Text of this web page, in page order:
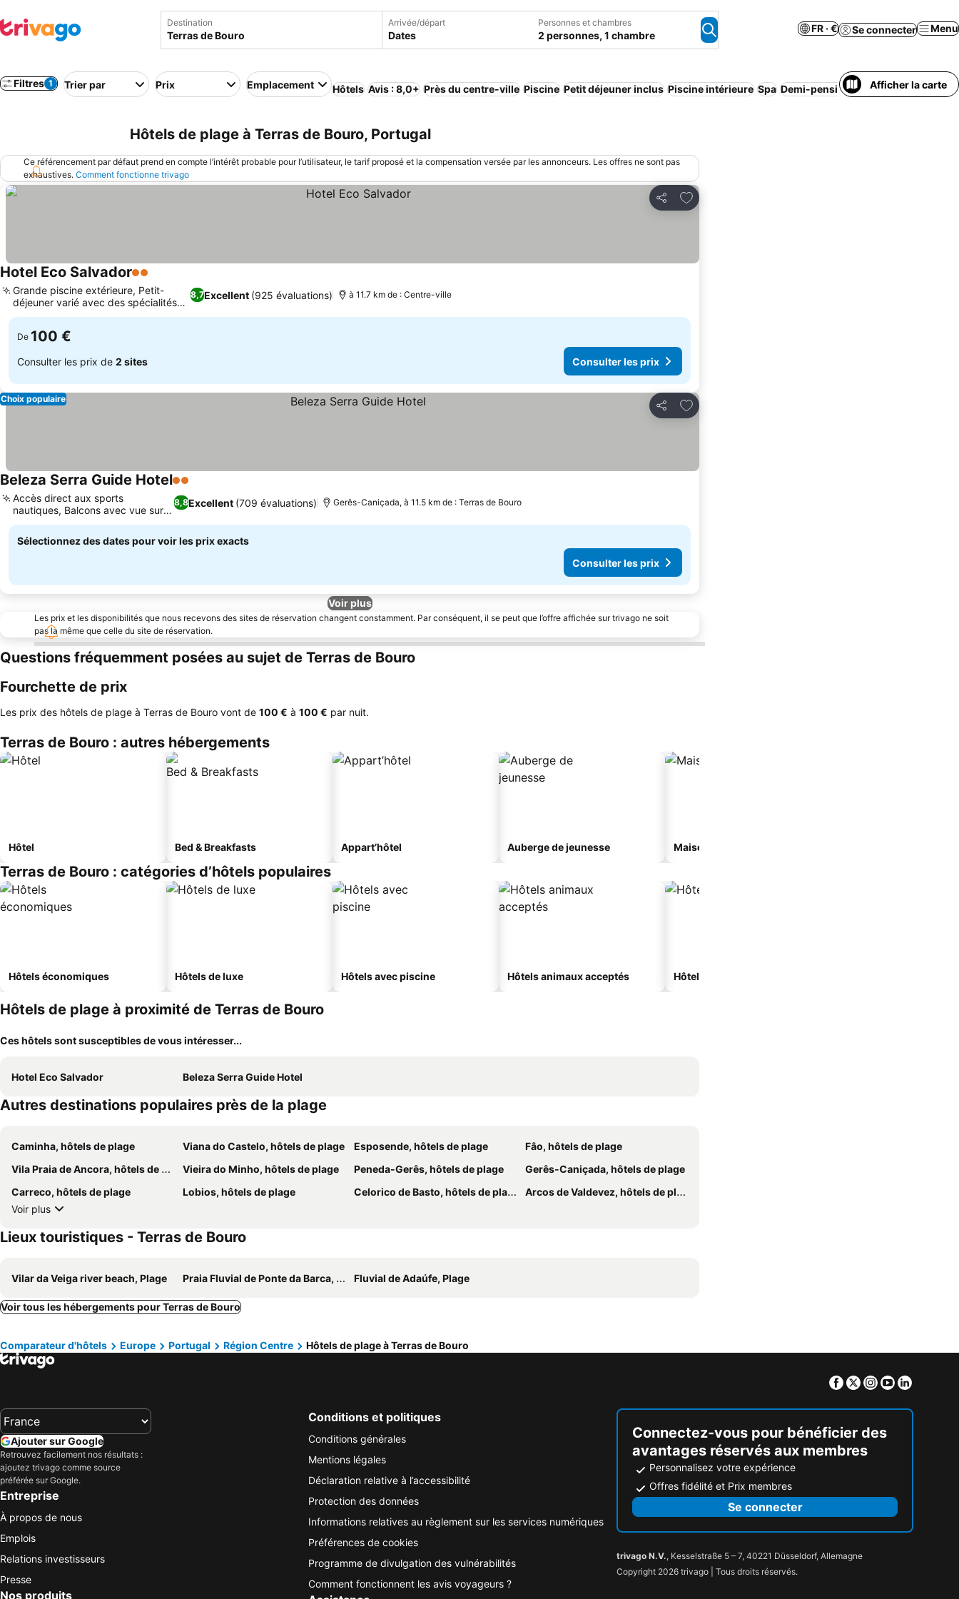
Destination Arrivée/départ
Dates
Personnes et chambres
2 personnes, 1 chambre
FR · € Se connecter Menu
Filtres 1 Trier par Prix Emplacement Hôtels Avis : 8,0+ Près du centre-ville Piscine Petit déjeuner inclus Piscine intérieure Spa Demi-pension Maison/
Afficher la carte
Hôtels de plage à Terras de Bouro, Portugal
Ce référencement par défaut prend en compte l’intérêt probable pour l’utilisateur, le tarif proposé et la compensation versée par les annonceurs. Les offres ne sont pas
exhaustives. Comment fonctionne trivago
Partager
Ajouter à mes favoris
Hotel Eco Salvador2 Étoiles
8,7Excellent (925 évaluations)
Grande piscine extérieure, Petit-
déjeuner varié avec des spécialités
locales
à 11.7 km de : Centre-ville
De 100 €
Consulter les prix de 2 sites Consulter les prix
Partager
Ajouter à mes favoris
Choix populaire
Beleza Serra Guide Hotel2 Étoiles
8,8Excellent (709 évaluations)
Accès direct aux sports
nautiques, Balcons avec vue sur la
rivière
Gerês-Caniçada, à 11.5 km de : Terras de Bouro
Sélectionnez des dates pour voir les prix exacts
Consulter les prix
Voir plus
Les prix et les disponibilités que nous recevons des sites de réservation changent constamment. Par conséquent, il se peut que l’offre affichée sur trivago ne soit
pas la même que celle du site de réservation.
Questions fréquemment posées au sujet de Terras de Bouro
Fourchette de prix
Les prix des hôtels de plage à Terras de Bouro vont de ‎100 € à ‎100 € par nuit.
Terras de Bouro : autres hébergements
Hôtel Bed & Breakfasts Appart’hôtel Auberge de jeunesse Maison d’hôtes
Terras de Bouro : catégories d’hôtels populaires
Hôtels économiques Hôtels de luxe Hôtels avec piscine Hôtels animaux acceptés Hôtels spa
Hôtels de plage à proximité de Terras de Bouro
Ces hôtels sont susceptibles de vous intéresser...
Hotel Eco Salvador Beleza Serra Guide Hotel
Autres destinations populaires près de la plage
Caminha, hôtels de plage Viana do Castelo, hôtels de plage Esposende, hôtels de plage
Fâo, hôtels de plage
Vila Praia de Ancora, hôtels de plage
Vieira do Minho, hôtels de plage Peneda-Gerês, hôtels de plage
Gerês-Caniçada, hôtels de plage
Carreco, hôtels de plage
Lobios, hôtels de plage Celorico de Basto, hôtels de plage
Arcos de Valdevez, hôtels de plage
Voir plus
Lieux touristiques - Terras de Bouro
Vilar da Veiga river beach, Plage Praia Fluvial de Ponte da Barca, Plage Fluvial de Adaúfe, Plage
Voir tous les hébergements pour Terras de Bouro
Comparateur d'hôtels Europe Portugal Région Centre Hôtels de plage à Terras de Bouro
Facebook
TwitterInstagram
Youtube
Ajouter sur Google
Retrouvez facilement nos résultats :
ajoutez trivago comme source
préférée sur Google.
Entreprise
À propos de nous
Emplois
Relations investisseurs
Presse
Nos produits
Conditions et politiques
Conditions générales
Mentions légales
Déclaration relative à l’accessibilité
Protection des données
Informations relatives au règlement sur les services numériques
Préférences de cookies
Programme de divulgation des vulnérabilités
Comment fonctionnent les avis voyageurs ?
Connectez-vous pour bénéficier des
avantages réservés aux membres
Personnalisez votre expérience
Offres fidélité et Prix membres
Se connecter
trivago N.V., Kesselstraße 5 – 7, 40221 Düsseldorf, Allemagne
Copyright 2026 trivago | Tous droits réservés.